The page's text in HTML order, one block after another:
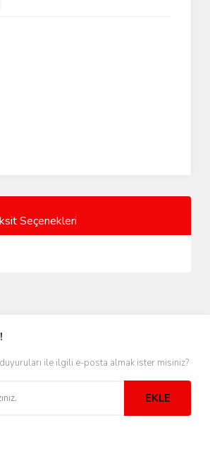
Seçenekleri
ile ilgili e-posta almak ister misiniz?
EKLE